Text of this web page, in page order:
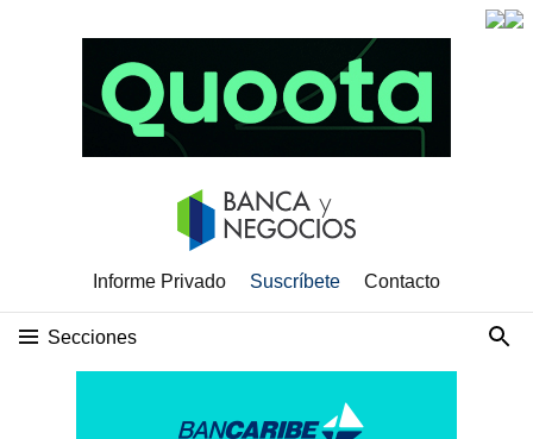
Informe Privado Suscríbete Contacto
Secciones